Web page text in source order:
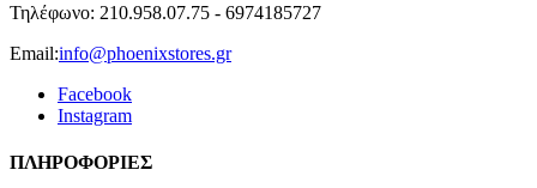
Τηλέφωνο: 210.958.07.75 - 6974185727
Email:info@phoenixstores.gr
Facebook
Instagram
ΠΛΗΡΟΦΟΡΙΕΣ